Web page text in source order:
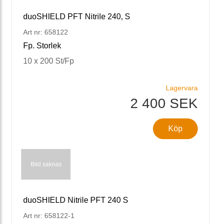
duoSHIELD PFT Nitrile 240, S
Art nr: 658122
Fp. Storlek
10 x 200 St/Fp
Lagervara
2 400 SEK
Köp
Bild saknas
duoSHIELD Nitrile PFT 240 S
Art nr: 658122-1